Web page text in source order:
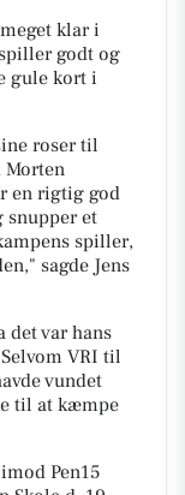
klar i
godt og
gule kort i
roser til
Morten
en rigtig god
snupper et
spiller,
sagde Jens
det var hans
VRI til
vundet
til at kæmpe
Pen15